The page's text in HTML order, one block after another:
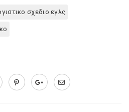
σχεδιο εγλς